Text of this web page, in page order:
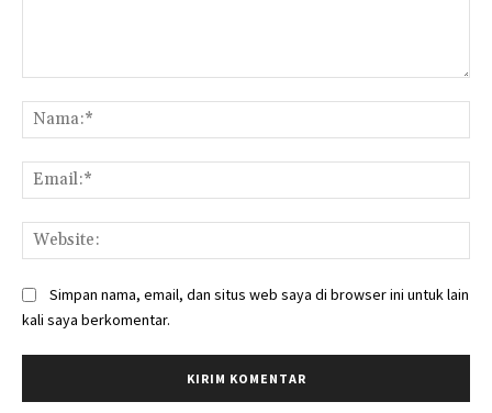
Simpan nama, email, dan situs web saya di browser ini untuk lain
kali saya berkomentar.